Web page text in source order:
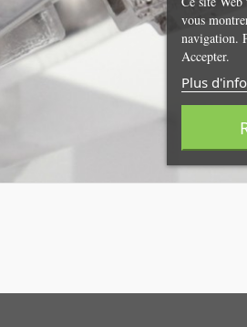
vous
navigation.
Accepter.
Plus